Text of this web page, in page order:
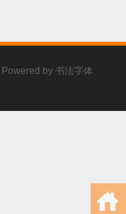
Powered by 书法字体